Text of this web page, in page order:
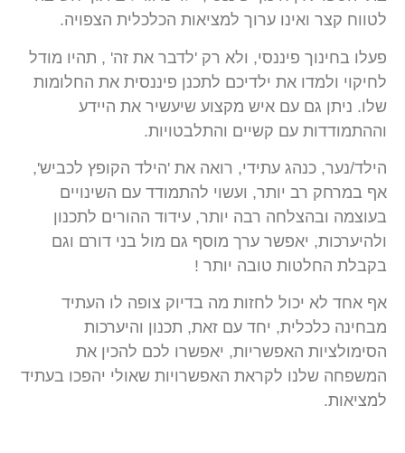
לטווח קצר ואינו ערוך למציאות הכלכלית הצפויה.
פעלו בחינוך פיננסי, ולא רק 'לדבר את זה' , תהיו מודל
לחיקוי ולמדו את ילדיכם לתכנן פיננסית את החלומות
שלו. ניתן גם עם איש מקצוע שיעשיר את היידע
וההתמודדות עם קשיים והתלבטויות.
הילד/נער, כנהג עתידי, רואה את 'הילד הקופץ לכביש',
אף במרחק רב יותר, ועשוי להתמודד עם השינויים
בעוצמה ובהצלחה רבה יותר, עידוד ההורים לתכנון
ולהיערכות, יאפשר ערך מוסף גם מול בני דורם וגם
בקבלת החלטות טובה יותר !
אף אחד לא יכול לחזות מה בדיוק צופה לו העתיד
מבחינה כלכלית, יחד עם זאת, תכנון והיערכות
הסימולציות האפשריות, יאפשרו לכם להכין את
המשפחה שלנו לקראת האפשרויות שאולי יהפכו בעתיד
למציאות.